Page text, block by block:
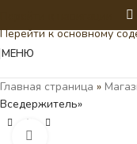
Перейти к основному
МЕНЮ
Главная страница »
Вседержитель»